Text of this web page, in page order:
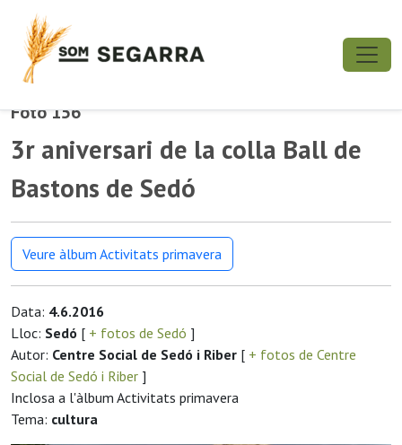
Foto 156
3r aniversari de la colla Ball de
Bastons de Sedó
Veure àlbum Activitats primavera
Data: 4.6.2016
Lloc: Sedó [ + fotos de Sedó ]
Autor: Centre Social de Sedó i Riber [ + fotos de Centre
Social de Sedó i Riber ]
Inclosa a l'àlbum Activitats primavera
Tema: cultura